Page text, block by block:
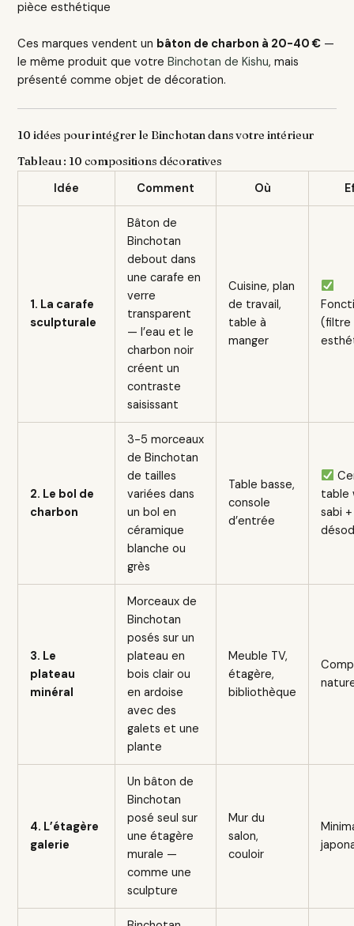
pièce esthétique
Ces marques vendent un bâton de charbon à 20-40 € —
le même produit que votreBinchotan de Kishu, mais
présenté comme objet de décoration.
10 idées pour intégrer le Binchotan dans votre intérieur
Tableau : 10 compositions décoratives
Idée Comment Où
1. La carafe
sculpturale
Bâton de
Binchotan
debout dans
une carafe en
verre
transparent
— l’eau et le
charbon noir
créent un
contraste
saisissant
Cuisine, plan
de travail,
table à
manger
(filtre
2. Le bol de
charbon
3-5 morceaux
de Binchotan
de tailles
variées dans
un bol en
céramique
blanche ou
grès
Table basse,
console
d’entrée
table
sabi +
3. Le
plateau
minéral
Morceaux de
Binchotan
posés sur un
plateau en
bois clair ou
en ardoise
avec des
galets et une
plante
Meuble TV,
étagère,
bibliothèque
4. L’étagère
galerie
Un bâton de
Binchotan
posé seul sur
une étagère
murale —
comme une
sculpture
Mur du
salon,
couloir